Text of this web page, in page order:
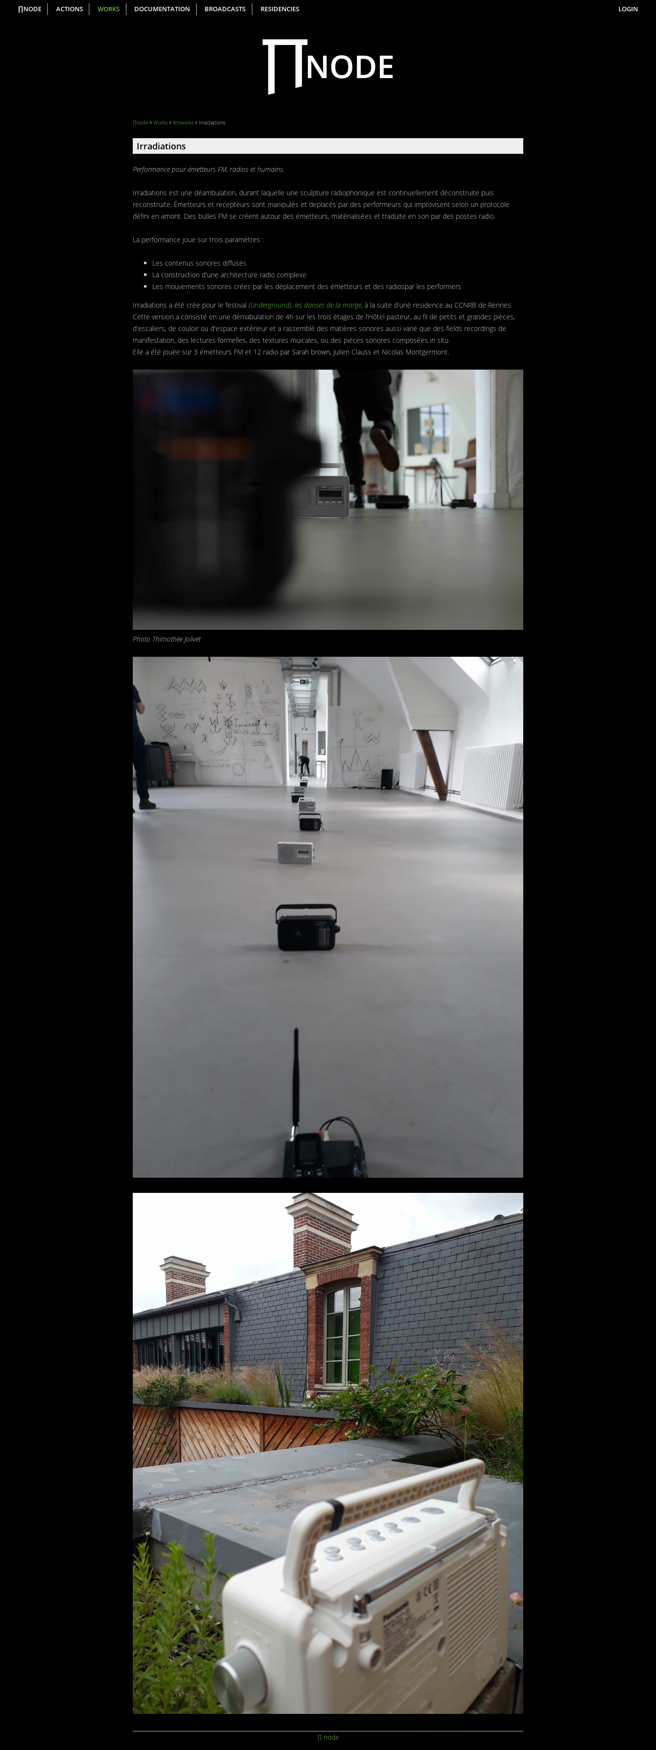
∏NODE ACTIONS WORKS DOCUMENTATION BROADCASTS RESIDENCIES LOGIN
∏node Works Artworks Irradiations
Irradiations
Performance pour émetteurs FM, radios et humains.
Irradiations est une déambulation, durant laquelle une sculpture radiophonique est continuellement déconstruite puis
reconstruite. Émetteurs et recepteurs sont manipulés et deplacés par des performeurs qui improvisent selon un protocole
défini en amont. Des bulles FM se créent autour des émetteurs, matérialisées et traduite en son par des postes radio.
La performance joue sur trois paramètres :
Les contenus sonores diffusés
La construction d'une architecture radio complexe
Les mouvements sonores crées par les déplacement des émetteurs et des radiospar les performers
Irradiations a été crée pour le festival (Underground), les danses de la marge, à la suite d'uné residence au CCNRB de Rennes.
Cette version a consisté en une démabulation de 4h sur les trois étages de l’Hôtel pasteur, au fil de petits et grandes pièces,
d'escaliers, de couloir ou d'espace extérieur et a rassemblé des matières sonores aussi varié que des fields recordings de
manifestation, des lectures formelles, des textures muicales, ou des pièces sonores composées in situ.
Elle a été jouée sur 3 émetteurs FM et 12 radio par Sarah brown, Julien Clauss et Nicolas Montgermont.
Photo Thimothée Jolivet
∏ node